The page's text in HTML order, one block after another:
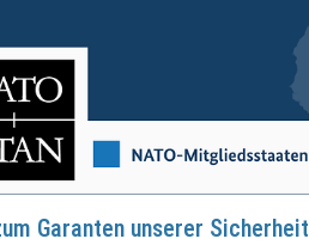
Garanten unserer Sicherheit